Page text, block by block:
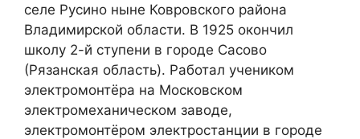
селе Русино ныне Ковровского района
Владимирской области. В 1925 окончил
школу 2-й ступени в городе Сасово
(Рязанская область). Работал учеником
электромонтёра на Московском
электромеханическом заводе,
электромонтёром электростанции в городе